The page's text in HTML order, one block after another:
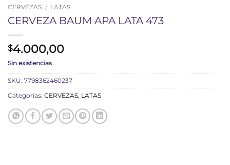
CERVEZAS / LATAS
CERVEZA BAUM APA LATA 473
$4.000,00
Sin existencias
SKU: 7798362460237
Categorías: CERVEZAS, LATAS